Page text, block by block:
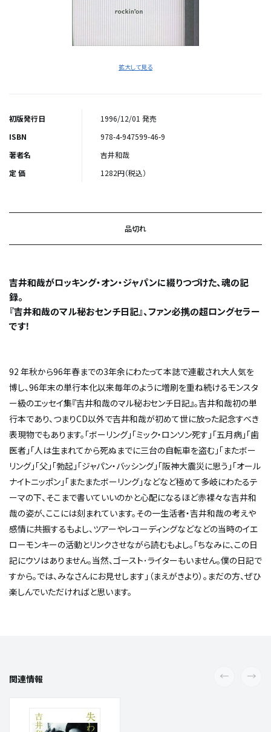
拡大して見る
初版発行日
1996/12/01 発売
ISBN
978-4-947599-46-9
著者名
吉井和哉
定 価
1282円（税込）
品切れ
吉井和哉がロッキング・オン・ジャパンに綴りつづけた、魂の記
録。
『吉井和哉のマル秘おセンチ日記』、ファン必携の超ロングセラー
です！
92 年秋から96年春までの3年余にわたって本誌で連載され大人気を
博し、96年末の単行本化以来毎年のように増刷を重ね続けるモンスタ
ー級のエッセイ集『吉井和哉のマル秘おセンチ日記』。吉井和哉初の単
行本であり、つまりCD以外で吉井和哉が初めて世に放った記念すべき
表現物でもあります。「ボーリング」「ミック・ロンソン死す」「五月病」「歯
医者」「人は生まれてから死ぬまでに三台の自転車を盗む」「またボー
リング」「父」「勃起」「ジャパン・バッシング」「阪神大震災に思う」「オール
ナイトニッポン」「またまたボーリング」などなど極めて多岐にわたるテ
ーマの下、そこまで書いていいのかと心配になるほど赤裸々な吉井和
哉の姿が、ここには刻まれています。その一生活者・吉井和哉の考えや
感情に共振するもよし、ツアーやレコーディングなどなどの当時のイエ
ローモンキーの活動とリンクさせながら読むもよし。「ちなみに、この日
記にウソはありません。当然、ゴースト･ライターもいません。僕の日記で
すから。では、みなさんにお見せします」（まえがきより）。まだの方、ぜひ
楽しんでいただければと思います。
関連情報